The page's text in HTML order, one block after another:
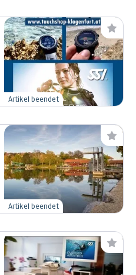
Artikel beendet
Artikel beendet